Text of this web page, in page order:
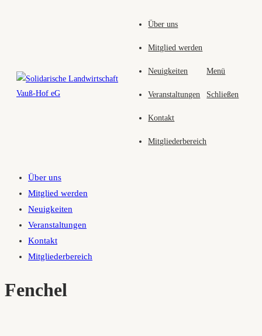
Über uns
Mitglied werden
Neuigkeiten
Veranstaltungen
Kontakt
Mitgliederbereich
Menü
Schließen
Über uns
Mitglied werden
Neuigkeiten
Veranstaltungen
Kontakt
Mitgliederbereich
Fenchel